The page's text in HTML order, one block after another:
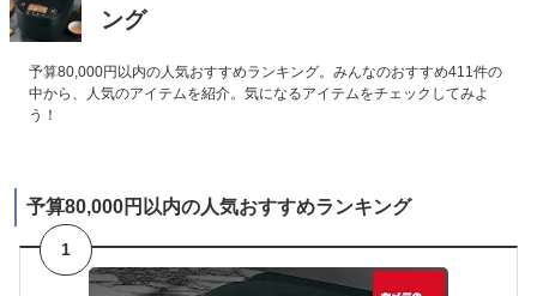
ング
予算80,000円以内の人気おすすめランキング。みんなのおすすめ411件の
中から、人気のアイテムを紹介。気になるアイテムをチェックしてみよ
う！
予算80,000円以内の人気おすすめランキング
1